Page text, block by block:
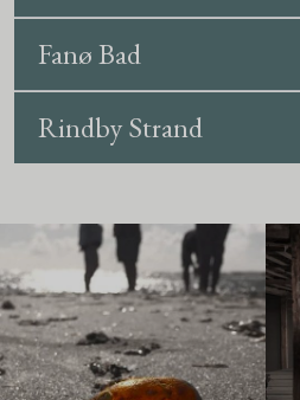
Fanø Bad
Rindby Strand